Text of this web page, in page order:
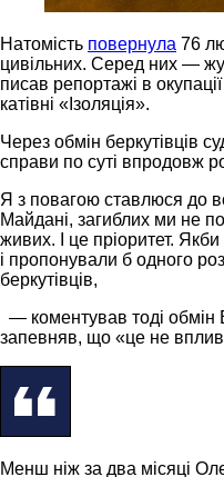
Натомість повернула 76
цивільних. Серед них —
писав репортажі в
катівні «Ізоляція».
Через обмін беркутівців
справи по суті впродовж
Я з повагою ставлюся до
Майдані, загиблих ми не
живих. І це пріоритет.
і пропонували б одного
беркутівців,
— коментував тоді обмін
запевняв, що «це не
Менш ніж за два місяці